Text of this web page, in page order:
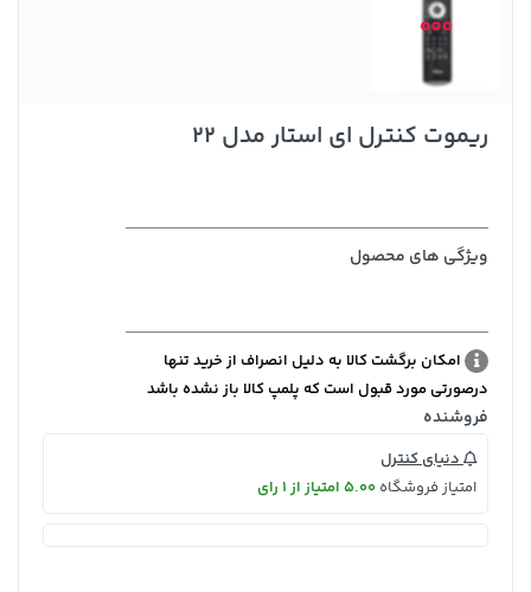
ریموت کنترل ای استار مدل 22
ویژگی های محصول
امکان برگشت کالا به دلیل انصراف از خرید تنها
درصورتی مورد قبول است که پلمپ کالا باز نشده باشد
فروشنده
دنیای کنترل
امتیاز فروشگاه 5.00 امتیاز از 1 رای